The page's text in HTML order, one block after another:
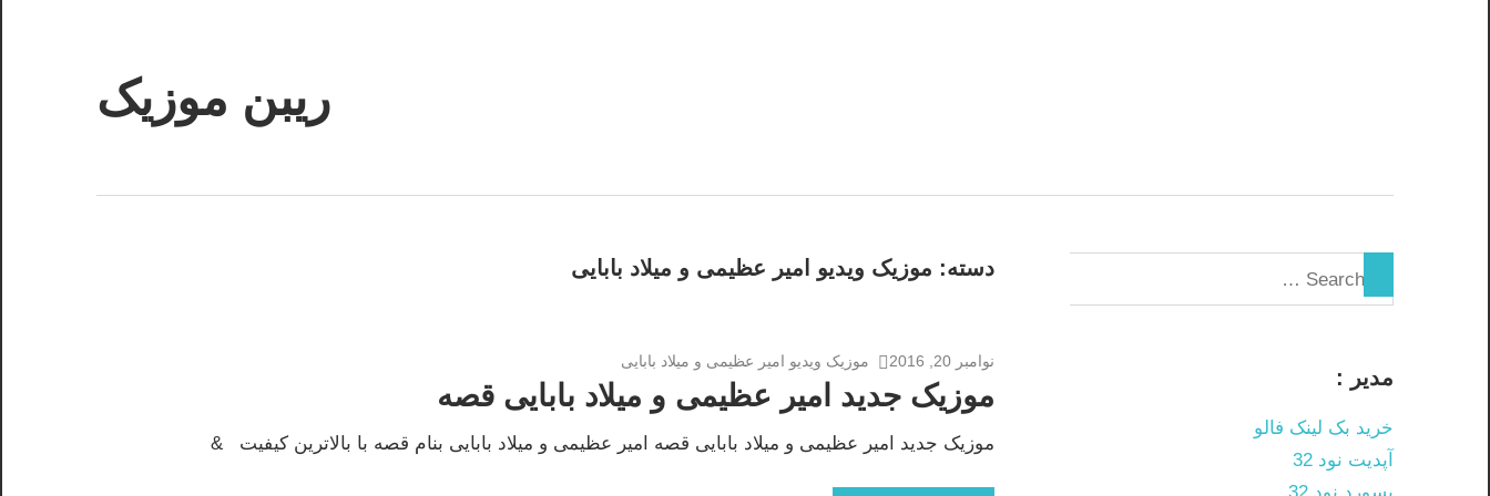
ریبن موزیک
دسته: موزیک ویدیو امیر عظیمی و میلاد بابایی
نوامبر 20, 2016 موزیک ویدیو امیر عظیمی و میلاد بابایی
موزیک جدید امیر عظیمی و میلاد بابایی قصه
موزیک جدید امیر عظیمی و میلاد بابایی قصه امیر عظیمی و میلاد بابایی بنام قصه با بالاترین کیفیت &
مدیر :
خرید بک لینک فالو
آپدیت نود 32